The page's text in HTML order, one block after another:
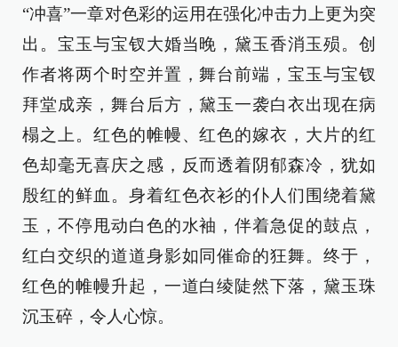
“冲喜”一章对色彩的运用在强化冲击力上更为突
出。宝玉与宝钗大婚当晚，黛玉香消玉殒。创
作者将两个时空并置，舞台前端，宝玉与宝钗
拜堂成亲，舞台后方，黛玉一袭白衣出现在病
榻之上。红色的帷幔、红色的嫁衣，大片的红
色却毫无喜庆之感，反而透着阴郁森冷，犹如
殷红的鲜血。身着红色衣衫的仆人们围绕着黛
玉，不停甩动白色的水袖，伴着急促的鼓点，
红白交织的道道身影如同催命的狂舞。终于，
红色的帷幔升起，一道白绫陡然下落，黛玉珠
沉玉碎，令人心惊。